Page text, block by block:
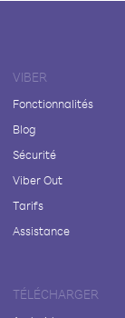
VIBER
Fonctionnalités
Blog
Sécurité
Viber Out
Tarifs
Assistance
TÉLÉCHARGER